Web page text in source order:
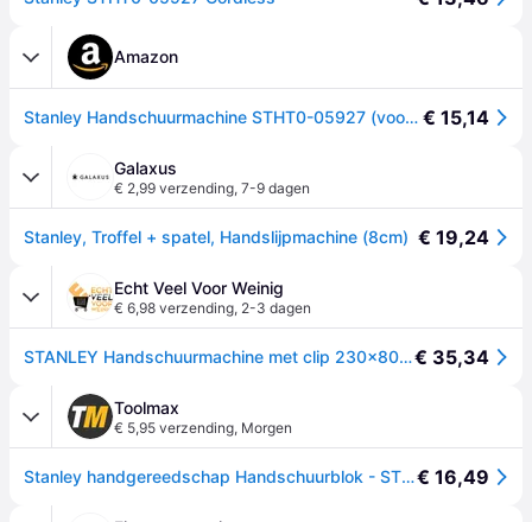
Amazon
Stanley Handschuurmachine STHT0-05927 (voor gipsplaten, stabiele aluminium behuizing, geschikt voor alle gangbare schuurmiddelen, schuuroppervlak: 230 x 80,4 mm) € 15,14
Galaxus
€ 2,99 verzending, 7-9 dagen
Stanley, Troffel + spatel, Handslijpmachine (8cm) € 19,24
Echt Veel Voor Weinig
€ 6,98 verzending, 2-3 dagen
STANLEY Handschuurmachine met clip 230x80mm€ 35,34
Toolmax
€ 5,95 verzending, Morgen
Stanley handgereedschap Handschuurblok - STHT0-05927€ 16,49